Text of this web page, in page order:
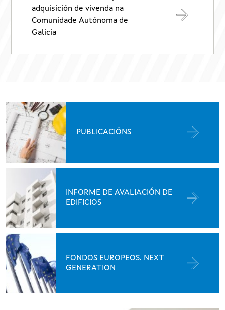
adquisición de vivenda na
Comunidade Autónoma de
Galicia
PUBLICACIÓNS
INFORME DE AVALIACIÓN DE
EDIFICIOS
FONDOS EUROPEOS. NEXT
GENERATION